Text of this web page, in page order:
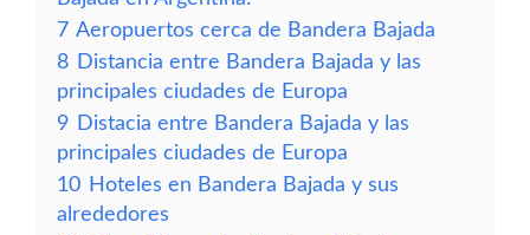
7 Aeropuertos cerca de Bandera Bajada
8 Distancia entre Bandera Bajada y las
principales ciudades de Europa
9 Distacia entre Bandera Bajada y las
principales ciudades de Europa
10 Hoteles en Bandera Bajada y sus
alrededores